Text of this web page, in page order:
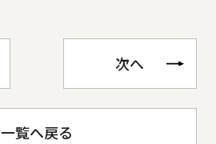
次へ
一覧へ戻る